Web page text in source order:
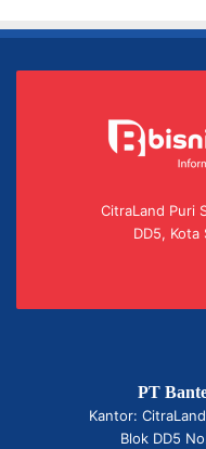
CitraLand Puri
DD5, Kota
PT
Kantor:
Blok DD5